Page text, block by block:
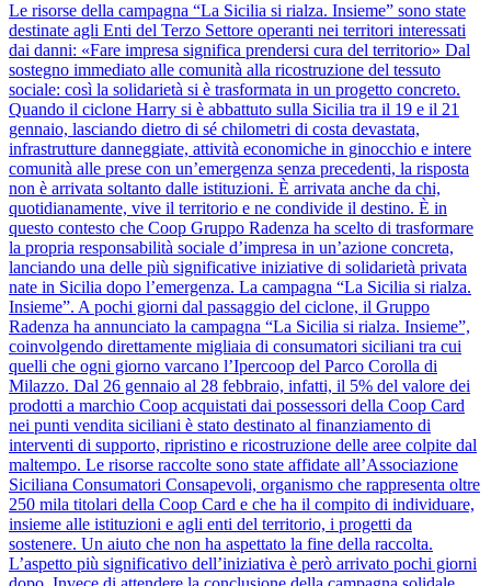
Le risorse della campagna “La Sicilia si rialza. Insieme” sono state
destinate agli Enti del Terzo Settore operanti nei territori interessati
dai danni: «Fare impresa significa prendersi cura del territorio» Dal
sostegno immediato alle comunità alla ricostruzione del tessuto
sociale: così la solidarietà si è trasformata in un progetto concreto.
Quando il ciclone Harry si è abbattuto sulla Sicilia tra il 19 e il 21
gennaio, lasciando dietro di sé chilometri di costa devastata,
infrastrutture danneggiate, attività economiche in ginocchio e intere
comunità alle prese con un’emergenza senza precedenti, la risposta
non è arrivata soltanto dalle istituzioni. È arrivata anche da chi,
quotidianamente, vive il territorio e ne condivide il destino. È in
questo contesto che Coop Gruppo Radenza ha scelto di trasformare
la propria responsabilità sociale d’impresa in un’azione concreta,
lanciando una delle più significative iniziative di solidarietà privata
nate in Sicilia dopo l’emergenza. La campagna “La Sicilia si rialza.
Insieme”. A pochi giorni dal passaggio del ciclone, il Gruppo
Radenza ha annunciato la campagna “La Sicilia si rialza. Insieme”,
coinvolgendo direttamente migliaia di consumatori siciliani tra cui
quelli che ogni giorno varcano l’Ipercoop del Parco Corolla di
Milazzo. Dal 26 gennaio al 28 febbraio, infatti, il 5% del valore dei
prodotti a marchio Coop acquistati dai possessori della Coop Card
nei punti vendita siciliani è stato destinato al finanziamento di
interventi di supporto, ripristino e ricostruzione delle aree colpite dal
maltempo. Le risorse raccolte sono state affidate all’Associazione
Siciliana Consumatori Consapevoli, organismo che rappresenta oltre
250 mila titolari della Coop Card e che ha il compito di individuare,
insieme alle istituzioni e agli enti del territorio, i progetti da
sostenere. Un aiuto che non ha aspettato la fine della raccolta.
L’aspetto più significativo dell’iniziativa è però arrivato pochi giorni